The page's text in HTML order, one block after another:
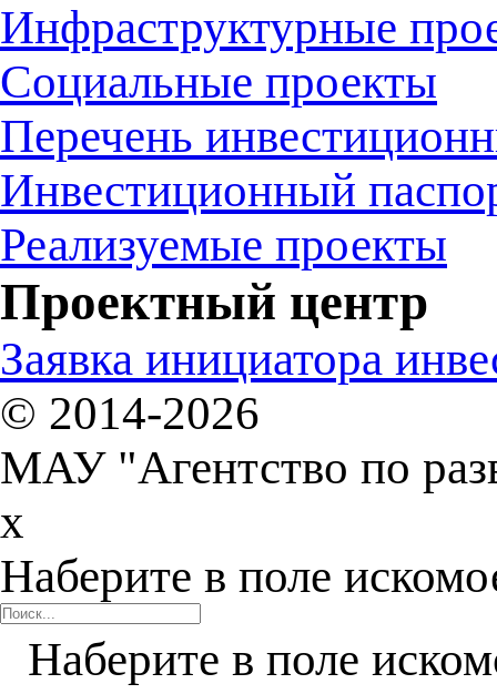
Инфраструктурные
Социальные проекты
Перечень
Инвестиционный
Реализуемые проекты
Проектный центр
Заявка инициатора
© 2014-2026
МАУ "Агентство по
x
Наберите в поле
Наберите в поле